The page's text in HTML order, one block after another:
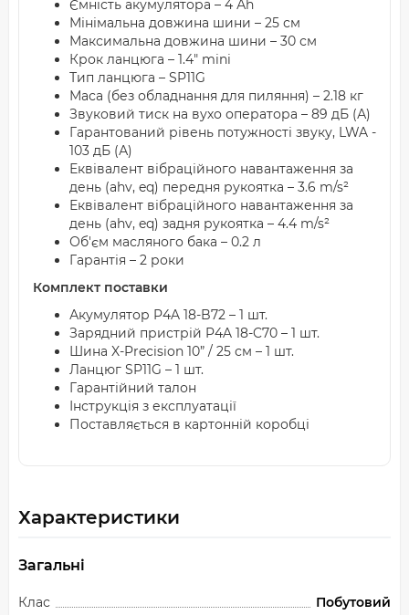
Ємність акумулятора – 4 Аh
Мінімальна довжина шини – 25 см
Максимальна довжина шини – 30 см
Крок ланцюга – 1.4" mini
Тип ланцюга – SP11G
Маса (без обладнання для пиляння) – 2.18 кг
Звуковий тиск на вухо оператора – 89 дБ (А)
Гарантований рівень потужності звуку, LWA -
103 дБ (А)
Еквівалент вібраційного навантаження за
день (ahv, eq) передня рукоятка – 3.6 m/s²
Еквівалент вібраційного навантаження за
день (ahv, eq) задня рукоятка – 4.4 m/s²
Об'єм масляного бака – 0.2 л
Гарантія – 2 роки
Комплект поставки
Акумулятор P4A 18-B72 – 1 шт.
Зарядний пристрій P4A 18-C70 – 1 шт.
Шина X-Precision 10” / 25 см – 1 шт.
Ланцюг SP11G – 1 шт.
Гарантійний талон
Інструкція з експлуатації
Поставляється в картонній коробці
Характеристики
Загальні
Клас Побутовий